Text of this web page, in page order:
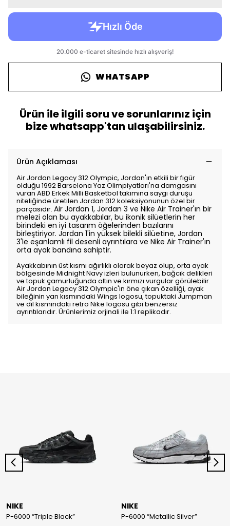
WHATSAPP
Ürün ile ilgili soru ve sorunlarınız için
bize whatsapp'tan ulaşabilirsiniz.
Ürün Açıklaması
Air Jordan Legacy 312 Olympic, Jordan'ın etkili bir figür
olduğu 1992 Barselona Yaz Olimpiyatları'na damgasını
vuran ABD Erkek Milli Basketbol takımına saygı duruşu
niteliğinde üretilen Jordan 312 koleksiyonunun özel bir
parçasıdır. Air Jordan 1, Jordan 3 ve Nike Air Trainer'ın bir
melezi olan bu ayakkabılar, bu ikonik silüetlerin her
birindeki en iyi tasarım öğelerinden bazılarını
birleştiriyor. Jordan 1'in yüksek bilekli silüetine, Jordan
3'le eşanlamlı fil desenli ayrıntılara ve Nike Air Trainer'ın
orta ayak bandına sahiptir.
Ayakkabının üst kısmı ağırlıklı olarak beyaz olup, orta ayak
bölgesinde Midnight Navy izleri bulunurken, bağcık delikleri
ve topuk çamurluğunda altın ve kırmızı vurgular görülebilir.
Air Jordan Legacy 312 Olympic'in öne çıkan özelliği, ayak
bileğinin yan kısmındaki Wings logosu, topuktaki Jumpman
ve dil kısmındaki retro Nike logosu gibi benzersiz
ayrıntılarıdır. Ürünlerimiz orjinali ile 1:1 replikadır.
NIKE
P-6000 “Triple Black”
NIKE
P-6000 “Metallic Silver”